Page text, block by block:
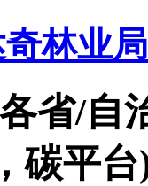
林业
省/自
碳平台